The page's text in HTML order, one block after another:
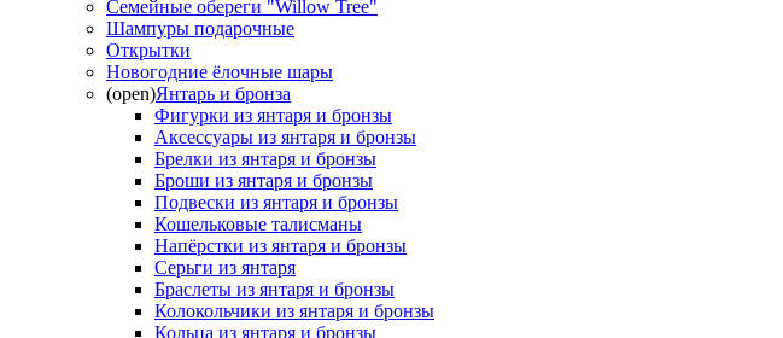
Семейные обереги "Willow Tree"
Шампуры подарочные
Открытки
Новогодние ёлочные шары
(open)Янтарь и бронза
Фигурки из янтаря и бронзы
Аксессуары из янтаря и бронзы
Брелки из янтаря и бронзы
Броши из янтаря и бронзы
Подвески из янтаря и бронзы
Кошельковые талисманы
Напёрстки из янтаря и бронзы
Серьги из янтаря
Браслеты из янтаря и бронзы
Колокольчики из янтаря и бронзы
Кольца из янтаря и бронзы